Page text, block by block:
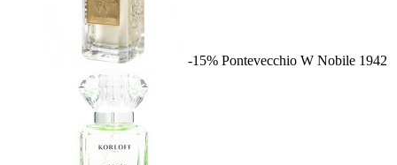
-15% Pontevecchio W Nobile 1942